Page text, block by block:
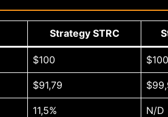
Strategy STRC
$100 $100
$91,79
11,5% N/D